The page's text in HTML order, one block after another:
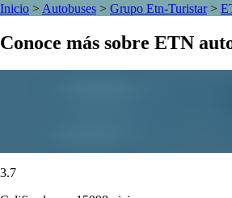
Inicio > Autobuses > Grupo Etn-Turistar>
Conoce más sobre ETN
3.7